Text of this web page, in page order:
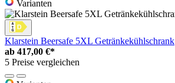
Varianten
Klarstein Beersafe 5XL Getränkekühlschrank
ab 417,00 €*
5 Preise vergleichen